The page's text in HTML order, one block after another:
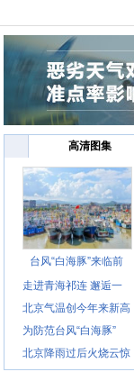
高清图集
台风“白海豚”来临前
走进青海祁连 邂逅一
北京气温创今年来新高
为防范台风“白海豚”
北京降雨过后火烧云惊